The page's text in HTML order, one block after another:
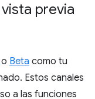
previa
o Beta como tu
Estos canales
a las funciones